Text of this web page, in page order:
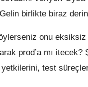
birlikte biraz
onu
prod’a mı
test